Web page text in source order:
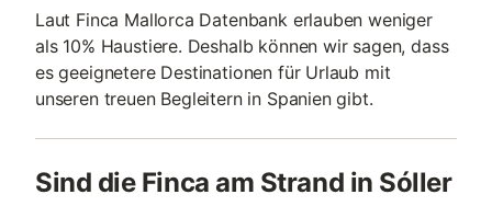
Laut Finca Mallorca Datenbank erlauben weniger
als 10% Haustiere. Deshalb können wir sagen, dass
es geeignetere Destinationen für Urlaub mit
unseren treuen Begleitern in Spanien gibt.
Sind die Finca am Strand in Sóller